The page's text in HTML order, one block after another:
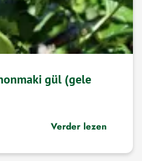
gül (gele
Verder lezen